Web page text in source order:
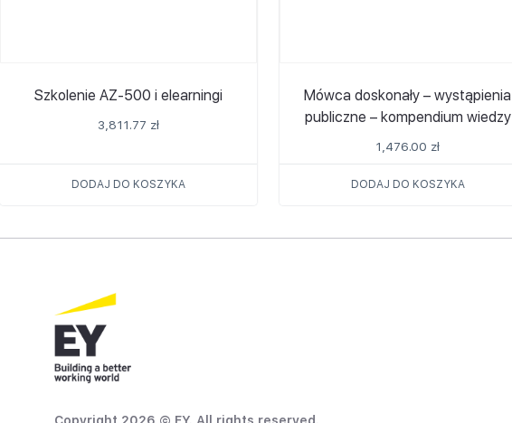
Szkolenie AZ-500 i elearningi
3,811.77 zł
DODAJ DO KOSZYKA
Mówca doskonały – wystąpienia
publiczne – kompendium wiedzy
1,476.00 zł
DODAJ DO KOSZYKA
Copyright 2026 © EY. All rights reserved.